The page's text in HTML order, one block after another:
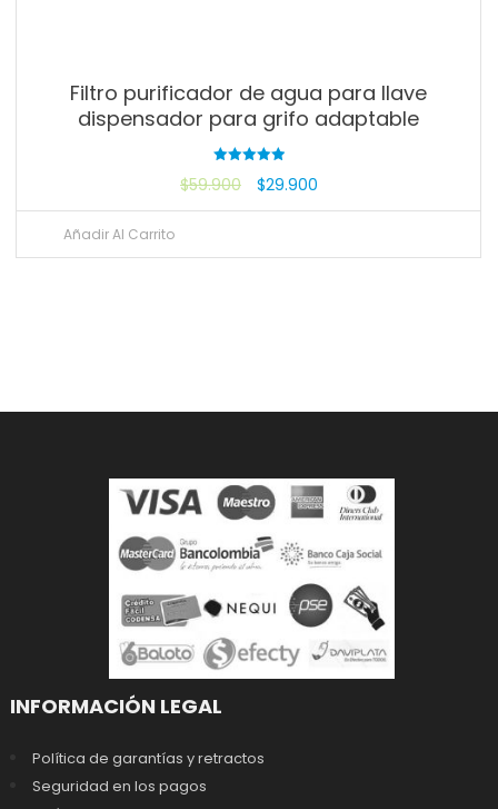
Filtro purificador de agua para llave
dispensador para grifo adaptable
con
de 5
$59.900 $29.900
Añadir Al Carrito
INFORMACIÓN LEGAL
Política de garantías y retractos
Seguridad en los pagos